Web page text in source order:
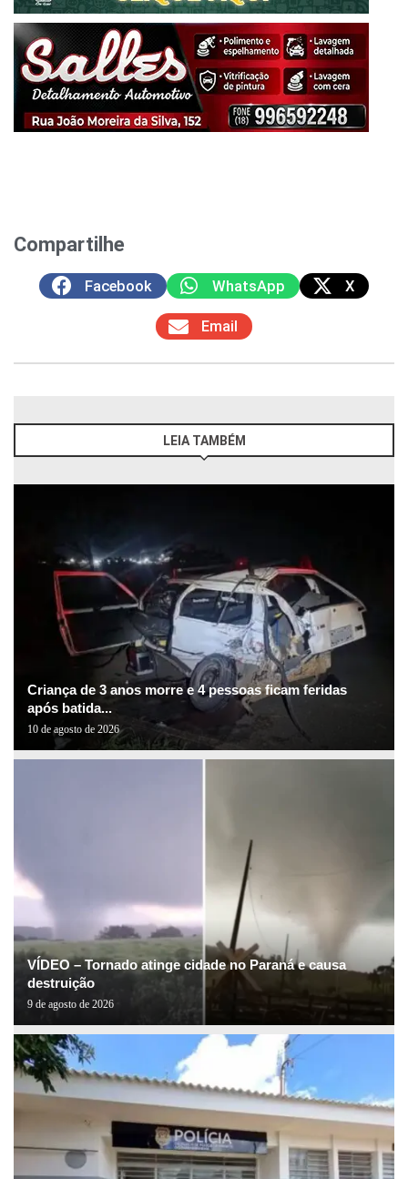
Compartilhe
Facebook WhatsApp X
Email
LEIA TAMBÉM
Criança de 3 anos morre e 4 pessoas ficam feridas
após batida...
10 de agosto de 2026
VÍDEO – Tornado atinge cidade no Paraná e causa
destruição
9 de agosto de 2026